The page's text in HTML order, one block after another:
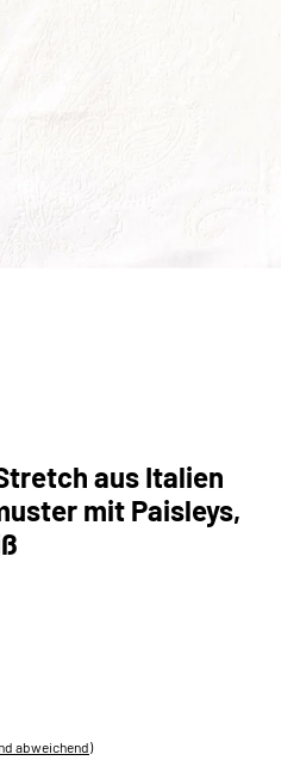
aus Italien
mit Paisleys,
abweichend)